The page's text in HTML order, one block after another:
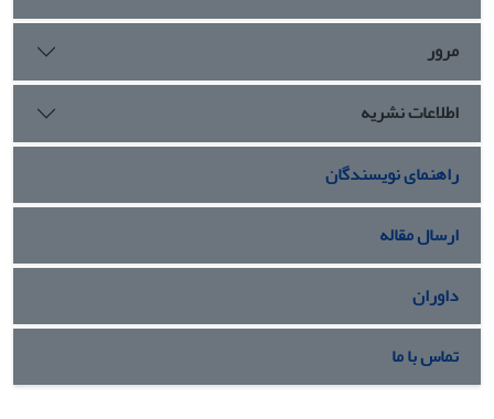
کمترین امتیاز ماباک (0/103-)، (0/136-) و (0/203) در جایگاه
دهم تا دوازدهم قرار گرفتند. دربین ابعاد زیست‌پذیری
بیشترین میزان شکاف در بعد کالبدی و کمترین برای بعد
زیست‌محیطی است. فضای غالب زیست‌پذیری با رویکرد شهر
دارد. به‌طوری که 16درصد مناطق در خوشه قابل قبول، 17درصد
بودند. مقدم بودن شهرنشینی بر شهرسازی، عدم شکل‌گیری
کامل ساختار و سازمان فضایی، عدم توزیع نامناسب خدمات
مسکونی، عدم تحقق‌پذیری کاربری‌های خدماتی و ابتناء به توسعه
زیست‌پذیری آن‌را به سوی شرایط نامطلوبی سوق داده است.
مرور
اطلاعات نشریه
راهنمای نویسندگان
ارسال مقاله
داوران
تماس با ما